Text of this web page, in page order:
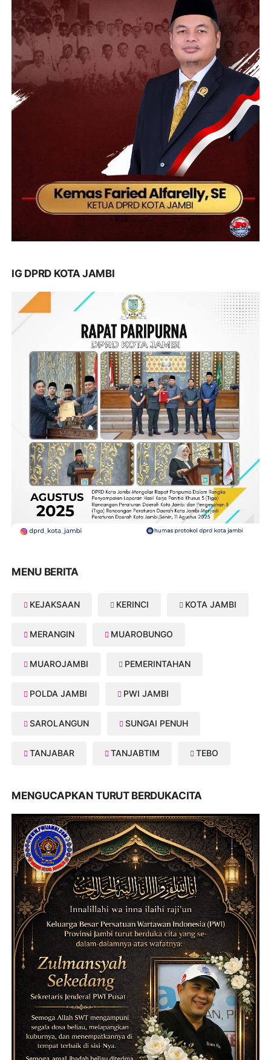
IG DPRD KOTA JAMBI
MENU BERITA
KEJAKSAAN KERINCI KOTA JAMBI
MERANGIN MUAROBUNGO
MUAROJAMBI PEMERINTAHAN
POLDA JAMBI PWI JAMBI
SAROLANGUN SUNGAI PENUH
TANJABAR TANJABTIM TEBO
MENGUCAPKAN TURUT BERDUKACITA